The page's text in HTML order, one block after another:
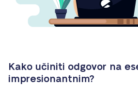
Kako učiniti odgovor na
impresionantnim?